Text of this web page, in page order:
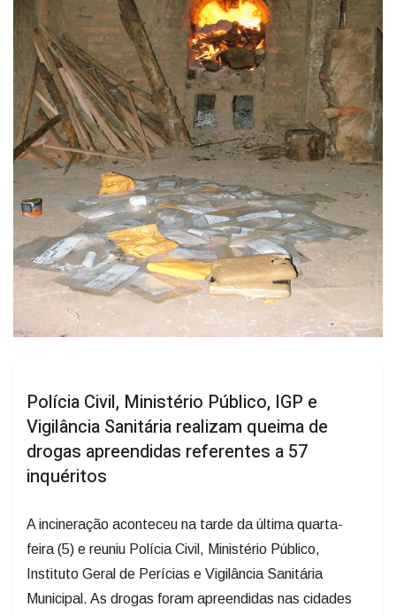
Polícia Civil, Ministério Público, IGP e
Vigilância Sanitária realizam queima de
drogas apreendidas referentes a 57
inquéritos
A incineração aconteceu na tarde da última quarta-
feira (5) e reuniu Polícia Civil, Ministério Público,
Instituto Geral de Perícias e Vigilância Sanitária
Municipal. As drogas foram apreendidas nas cidades